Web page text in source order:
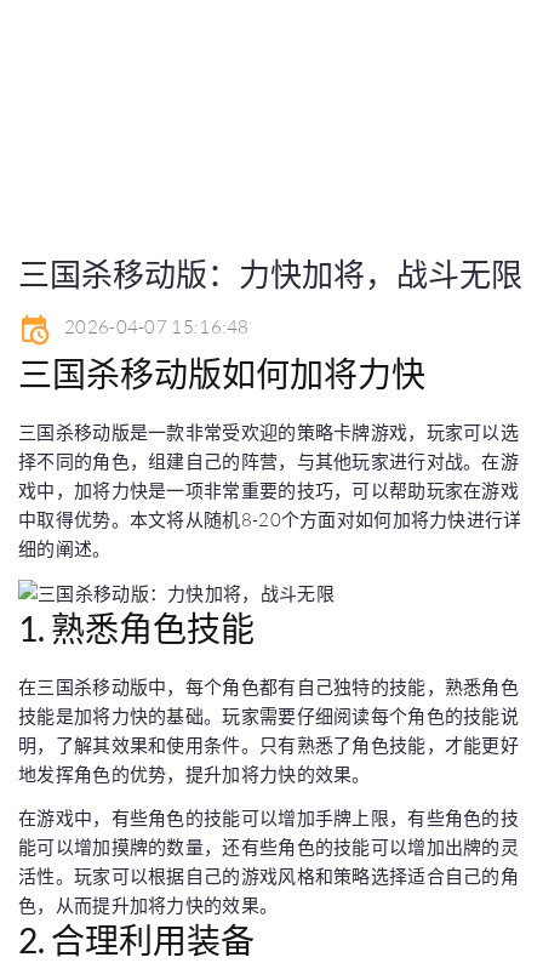
三国杀移动版：力快加将，战斗无限
2026-04-07 15:16:48
三国杀移动版如何加将力快
三国杀移动版是一款非常受欢迎的策略卡牌游戏，玩家可以选
择不同的角色，组建自己的阵营，与其他玩家进行对战。在游
戏中，加将力快是一项非常重要的技巧，可以帮助玩家在游戏
中取得优势。本文将从随机8-20个方面对如何加将力快进行详
细的阐述。
1. 熟悉角色技能
在三国杀移动版中，每个角色都有自己独特的技能，熟悉角色
技能是加将力快的基础。玩家需要仔细阅读每个角色的技能说
明，了解其效果和使用条件。只有熟悉了角色技能，才能更好
地发挥角色的优势，提升加将力快的效果。
在游戏中，有些角色的技能可以增加手牌上限，有些角色的技
能可以增加摸牌的数量，还有些角色的技能可以增加出牌的灵
活性。玩家可以根据自己的游戏风格和策略选择适合自己的角
色，从而提升加将力快的效果。
2. 合理利用装备